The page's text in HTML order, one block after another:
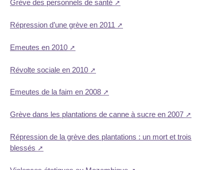
Grève des personnels de santé
Répression d’une grève en 2011
Emeutes en 2010
Révolte sociale en 2010
Emeutes de la faim en 2008
Grève dans les plantations de canne à sucre en 2007
Répression de la grève des plantations : un mort et trois
blessés